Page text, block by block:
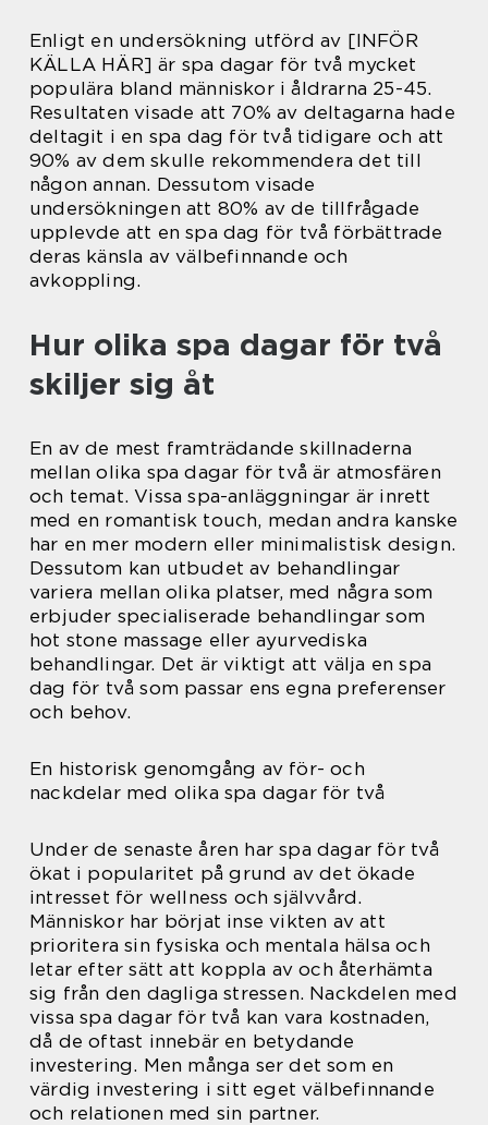
Enligt en undersökning utförd av [INFÖR
KÄLLA HÄR] är spa dagar för två mycket
populära bland människor i åldrarna 25-45.
Resultaten visade att 70% av deltagarna hade
deltagit i en spa dag för två tidigare och att
90% av dem skulle rekommendera det till
någon annan. Dessutom visade
undersökningen att 80% av de tillfrågade
upplevde att en spa dag för två förbättrade
deras känsla av välbefinnande och
avkoppling.
Hur olika spa dagar för två
skiljer sig åt
En av de mest framträdande skillnaderna
mellan olika spa dagar för två är atmosfären
och temat. Vissa spa-anläggningar är inrett
med en romantisk touch, medan andra kanske
har en mer modern eller minimalistisk design.
Dessutom kan utbudet av behandlingar
variera mellan olika platser, med några som
erbjuder specialiserade behandlingar som
hot stone massage eller ayurvediska
behandlingar. Det är viktigt att välja en spa
dag för två som passar ens egna preferenser
och behov.
En historisk genomgång av för- och
nackdelar med olika spa dagar för två
Under de senaste åren har spa dagar för två
ökat i popularitet på grund av det ökade
intresset för wellness och självvård.
Människor har börjat inse vikten av att
prioritera sin fysiska och mentala hälsa och
letar efter sätt att koppla av och återhämta
sig från den dagliga stressen. Nackdelen med
vissa spa dagar för två kan vara kostnaden,
då de oftast innebär en betydande
investering. Men många ser det som en
värdig investering i sitt eget välbefinnande
och relationen med sin partner.